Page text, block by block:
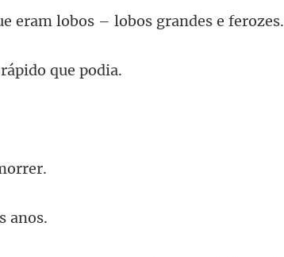
eram lobos – lo